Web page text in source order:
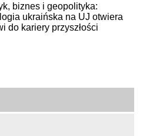
biznes i geopolityka:
ukraińska na UJ otwiera
do kariery przyszłości